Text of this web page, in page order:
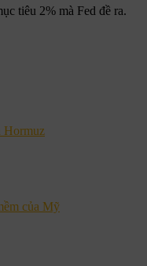
tiêu 2% mà Fed đề ra.
Hormuz
của Mỹ